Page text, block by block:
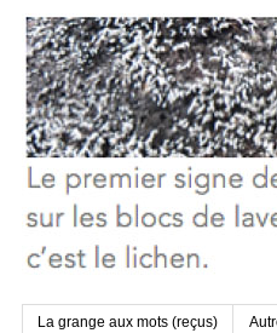
La grange aux mots (reçus)